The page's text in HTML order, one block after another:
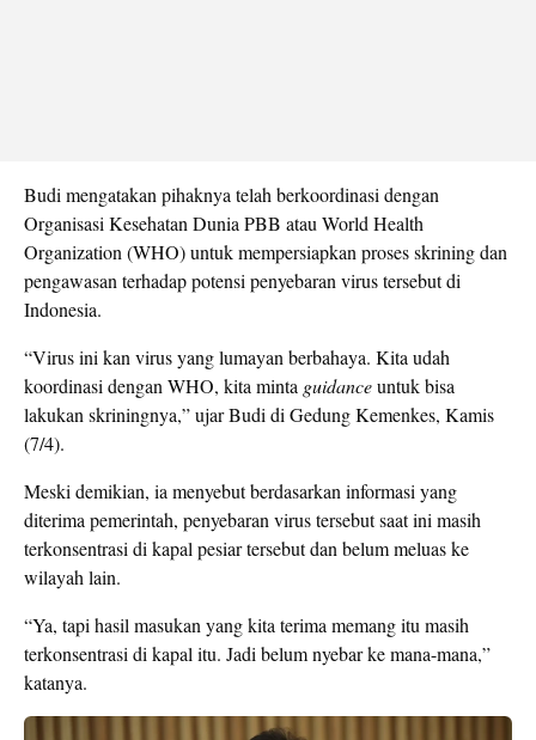
Budi mengatakan pihaknya telah berkoordinasi dengan
Organisasi Kesehatan Dunia PBB atau World Health
Organization (WHO) untuk mempersiapkan proses skrining dan
pengawasan terhadap potensi penyebaran virus tersebut di
Indonesia.
“Virus ini kan virus yang lumayan berbahaya. Kita udah
koordinasi dengan WHO, kita minta guidanceuntuk bisa
lakukan skriningnya,” ujar Budi di Gedung Kemenkes, Kamis
(7/4).
Meski demikian, ia menyebut berdasarkan informasi yang
diterima pemerintah, penyebaran virus tersebut saat ini masih
terkonsentrasi di kapal pesiar tersebut dan belum meluas ke
wilayah lain.
“Ya, tapi hasil masukan yang kita terima memang itu masih
terkonsentrasi di kapal itu. Jadi belum nyebar ke mana-mana,”
katanya.